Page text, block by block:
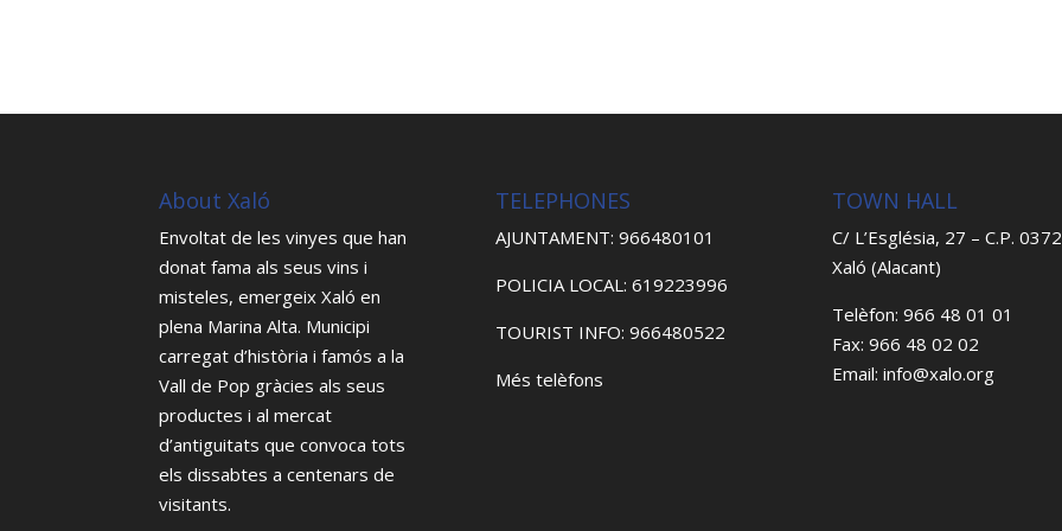
About Xaló
Envoltat de les vinyes que han
donat fama als seus vins i
misteles, emergeix Xaló en
plena Marina Alta. Municipi
carregat d’història i famós a la
Vall de Pop gràcies als seus
productes i al mercat
d’antiguitats que convoca tots
els dissabtes a centenars de
visitants.
TELEPHONES
AJUNTAMENT: 966480101
POLICIA LOCAL: 619223996
TOURIST INFO: 966480522
Més telèfons
TOWN HALL
C/ L’Església, 27 – C.P.
Xaló (Alacant)
Telèfon: 966 48 01 01
Fax: 966 48 02 02
Email: info@xalo.org